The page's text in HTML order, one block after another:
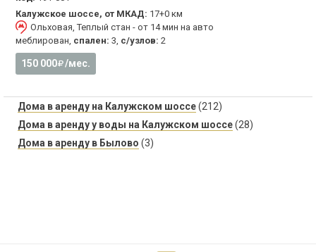
Калужское шоссе, от МКАД: 17+0 км
Ольховая, Теплый стан - от 14 мин на авто
меблирован, спален: 3, с/узлов: 2
150 000 /мес.
Дома в аренду на Калужском шоссе(212)
Дома в аренду у воды на Калужском шоссе(28)
Дома в аренду в Былово (3)